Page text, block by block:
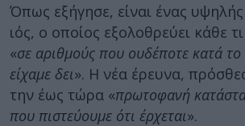
Όπως εξήγησε, είναι ένας
ιός, ο οποίος εξολοθρεύει κάθε
«σε αριθμούς που ουδέποτε κατά
είχαμε δει». Η νέα έρευνα,
την έως τώρα «πρωτοφανή
που πιστεύουμε ότι έρχεται».